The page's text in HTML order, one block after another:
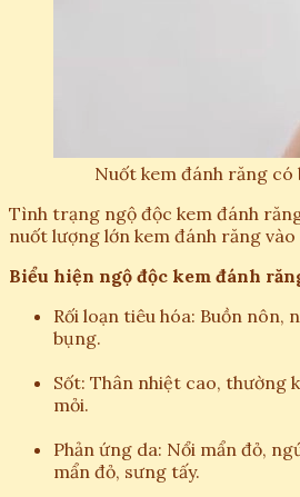
Nuốt kem đánh răng có
Tình trạng ngộ độc kem đánh
nuốt lượng lớn kem đánh răng vào
Biểu hiện ngộ độc kem đánh
Rối loạn tiêu hóa: Buồn nôn,
bụng.
Sốt: Thân nhiệt cao, thường
mỏi.
Phản ứng da: Nổi mẩn đỏ,
mẩn đỏ, sưng tấy.